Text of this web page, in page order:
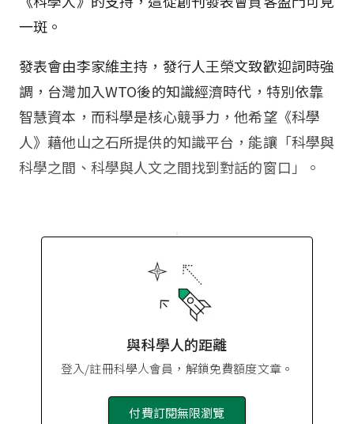
一斑。
發表會由李家維主持，發行人王榮文致歡迎詞時強
調，台灣加入WTO後的知識經濟時代，特別依靠
智慧資本，而科學是核心競爭力，他希望《科學
人》藉他山之石所提供的知識平台，能讓「科學與
科學之間、科學與人文之間找到對話的窗口」。
與科學人的距離
登入/註冊科學人會員，解鎖免費額度文章。
付費訂閱無限瀏覽